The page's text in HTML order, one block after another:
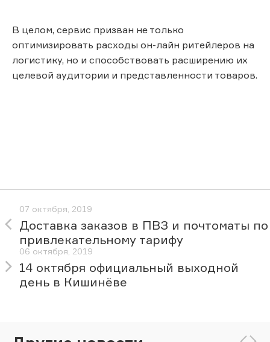
В целом, сервис призван не только
оптимизировать расходы он-лайн ритейлеров на
логистику, но и способствовать расширению их
целевой аудитории и представленности товаров.
07 октября, 2019
Доставка заказов в ПВЗ и почтоматы по
привлекательному тарифу
06 октября, 2019
14 октября официальный выходной
день в Кишинёве